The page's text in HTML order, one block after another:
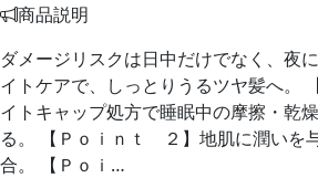
商品説明
ダメージリスクは日中だけでなく、夜
イトケアで、しっとりうるツヤ髪へ。
イトキャップ処方で睡眠中の摩擦・乾
る。 【Ｐｏｉｎｔ ２】地肌に潤いを
合。 【Ｐｏｉ…